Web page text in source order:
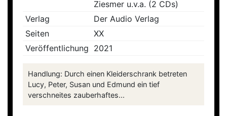
Ziesmer u.v.a. (2 CDs)
Verlag
Der Audio Verlag
Seiten
XX
Veröffentlichung 2021
Handlung: Durch einen Kleiderschrank betreten
Lucy, Peter, Susan und Edmund ein tief
verschneites zauberhaftes...